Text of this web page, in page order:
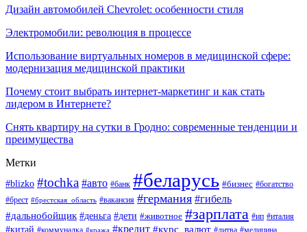
Дизайн автомобилей Chevrolet: особенности стиля
Электромобили: революция в процессе
Использование виртуальных номеров в медицинской сфере:
модернизация медицинской практики
Почему стоит выбрать интернет-маркетинг и как стать
лидером в Интернете?
Снять квартиру на сутки в Гродно: современные тенденции и
преимущества
Метки
#blizko #tochka #авто #банк #беларусь #бизнес #богатство
#брест #брестская_область #вакансия #германия #гибель
#дальнобойщик #деньга #дети #животное #зарплата #ип #италия
#китай #кража #кредит #курс_валют #литва #медицина